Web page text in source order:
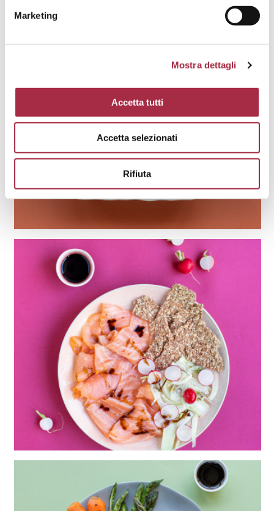
Marketing
Mostra dettagli
Accetta tutti
Accetta selezionati
Rifiuta